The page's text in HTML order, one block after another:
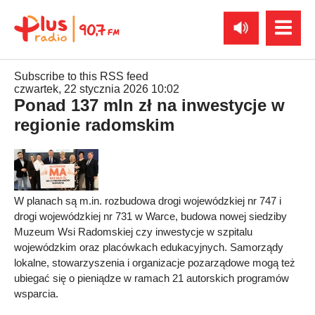
Subscribe to this RSS feed
czwartek, 22 stycznia 2026 10:02
Ponad 137 mln zł na inwestycje w
regionie radomskim
W planach są m.in. rozbudowa drogi wojewódzkiej nr 747 i
drogi wojewódzkiej nr 731 w Warce, budowa nowej siedziby
Muzeum Wsi Radomskiej czy inwestycje w szpitalu
wojewódzkim oraz placówkach edukacyjnych. Samorządy
lokalne, stowarzyszenia i organizacje pozarządowe mogą też
ubiegać się o pieniądze w ramach 21 autorskich programów
wsparcia.